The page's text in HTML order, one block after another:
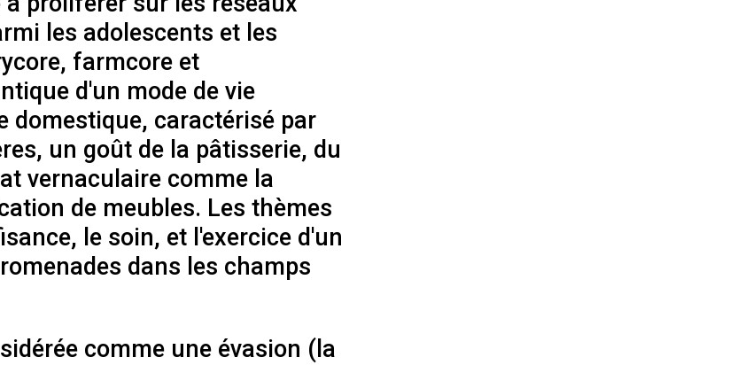
les adolescents et les
farmcore et
d'un mode de vie
domestique, caractérisé par
un goût de la pâtisserie, du
vernaculaire comme la
de meubles. Les thèmes
le soin, et l'exercice d'un
dans les champs
comme une évasion (la